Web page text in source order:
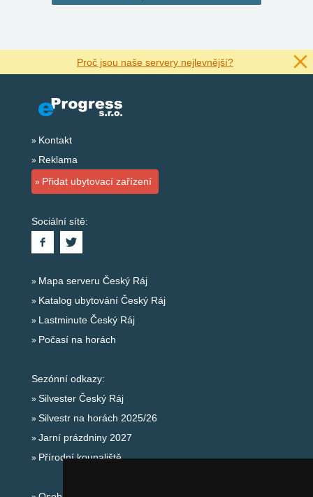
Proč jsou naše servery nejlevnější?
Kontakt
Reklama
Přidat ubytovací zařízení
Sociální sítě:
Mapa serveru Český Ráj
Katalog ubytování Český Ráj
Lastminute Český Ráj
Počasí na horách
Sezónní odkazy:
Silvester Český Ráj
Silvestr na horách 2025/26
Jarní prázdniny 2027
Přírodní koupaliště